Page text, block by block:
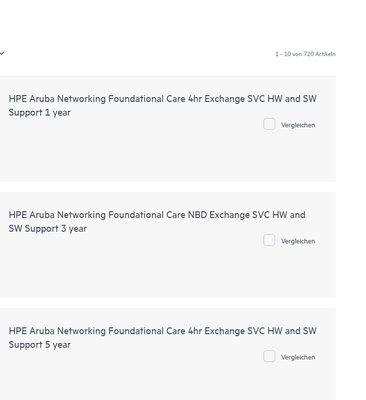
1 - 10 von 720 Artikeln
HPE Aruba Networking Foundational Care 4hr Exchange SVC HW and SW
Support 1 year
Vergleichen
HPE Aruba Networking Foundational Care NBD Exchange SVC HW and
SW Support 3 year
Vergleichen
HPE Aruba Networking Foundational Care 4hr Exchange SVC HW and SW
Support 5 year
Vergleichen